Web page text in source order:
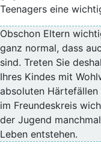
Teenagers eine
Obschon Eltern
ganz normal, dass
sind. Treten Sie
Ihres Kindes mit
absoluten Härtefällen
im Freundeskreis
der Jugend
Leben entstehen.